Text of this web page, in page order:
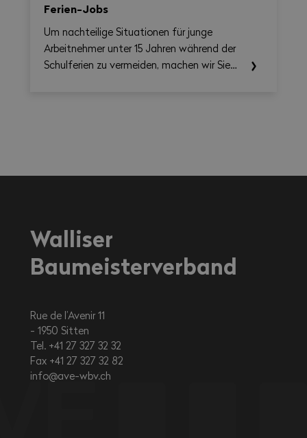
Ferien-Jobs
Um nachteilige Situationen für junge
Arbeitnehmer unter 15 Jahren während der
Schulferien zu vermeiden, machen wir Sie
Walliser
Baumeisterverband
Rue de l’Avenir 11
1950 Sitten
Tel. +41 27 327 32 32
Fax +41 27 327 32 82
info@ave-wbv.ch